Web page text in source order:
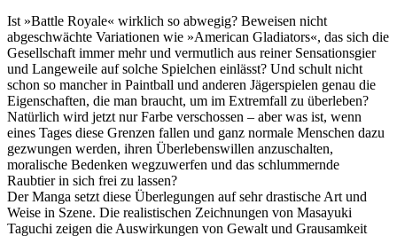
Ist »Battle Royale« wirklich so abwegig? Beweisen nicht
abgeschwächte Variationen wie »American Gladiators«, das sich die
Gesellschaft immer mehr und vermutlich aus reiner Sensationsgier
und Langeweile auf solche Spielchen einlässt? Und schult nicht
schon so mancher in Paintball und anderen Jägerspielen genau die
Eigenschaften, die man braucht, um im Extremfall zu überleben?
Natürlich wird jetzt nur Farbe verschossen – aber was ist, wenn
eines Tages diese Grenzen fallen und ganz normale Menschen dazu
gezwungen werden, ihren Überlebenswillen anzuschalten,
moralische Bedenken wegzuwerfen und das schlummernde
Raubtier in sich frei zu lassen?
Der Manga setzt diese Überlegungen auf sehr drastische Art und
Weise in Szene. Die realistischen Zeichnungen von Masayuki
Taguchi zeigen die Auswirkungen von Gewalt und Grausamkeit